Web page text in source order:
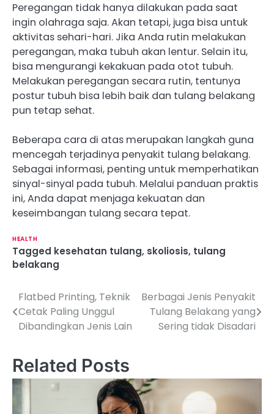
Peregangan tidak hanya dilakukan pada saat
ingin olahraga saja. Akan tetapi, juga bisa untuk
aktivitas sehari-hari. Jika Anda rutin melakukan
peregangan, maka tubuh akan lentur. Selain itu,
bisa mengurangi kekakuan pada otot tubuh.
Melakukan peregangan secara rutin, tentunya
postur tubuh bisa lebih baik dan tulang belakang
pun tetap sehat.
Beberapa cara di atas merupakan langkah guna
mencegah terjadinya penyakit tulang belakang.
Sebagai informasi, penting untuk memperhatikan
sinyal-sinyal pada tubuh. Melalui panduan praktis
ini, Anda dapat menjaga kekuatan dan
keseimbangan tulang secara tepat.
HEALTH
Tagged kesehatan tulang, skoliosis, tulang
belakang
P
o
t
n
a
Flatbed Printing, Teknik
Cetak Paling Unggul
Dibandingkan Jenis Lain
Berbagai Jenis Penyakit
Tulang Belakang yang
Sering tidak Disadari
Related Posts